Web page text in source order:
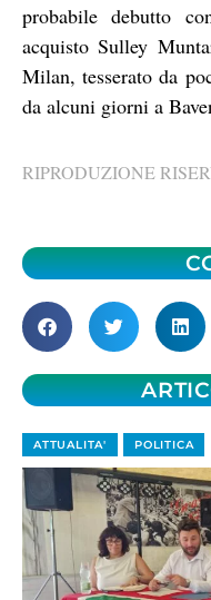
probabile debutto
acquisto Sulley
Milan, tesserato da
da alcuni giorni a
RIPRODUZIONE
ATTUALITA' POLITICA